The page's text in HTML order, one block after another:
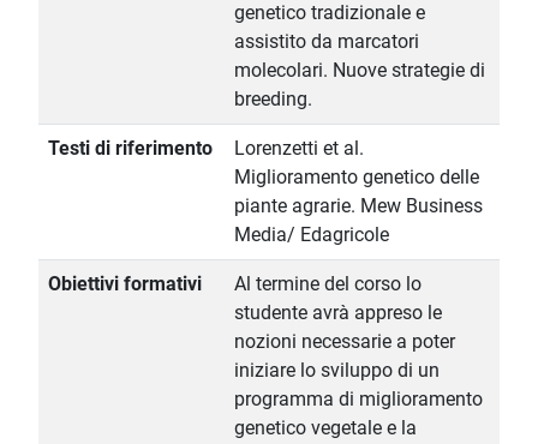
genetico tradizionale e
assistito da marcatori
molecolari. Nuove strategie di
breeding.
Testi di riferimento
Lorenzetti et al.
Miglioramento genetico delle
piante agrarie. Mew Business
Media/ Edagricole
Obiettivi formativi
Al termine del corso lo
studente avrà appreso le
nozioni necessarie a poter
iniziare lo sviluppo di un
programma di miglioramento
genetico vegetale e la